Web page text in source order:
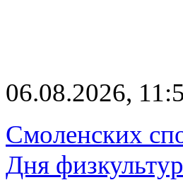
06.08.2026,
Смоленских
Дня